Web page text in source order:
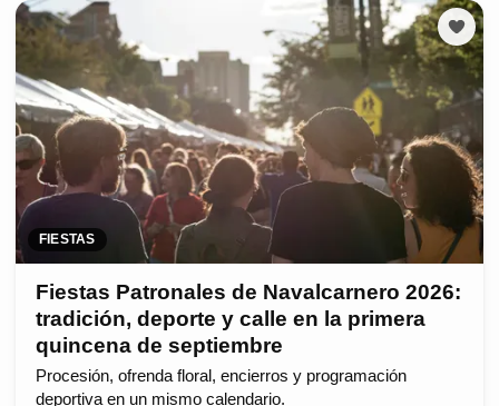
FIESTAS
Fiestas Patronales de Navalcarnero 2026:
tradición, deporte y calle en la primera
quincena de septiembre
Procesión, ofrenda floral, encierros y programación
deportiva en un mismo calendario.